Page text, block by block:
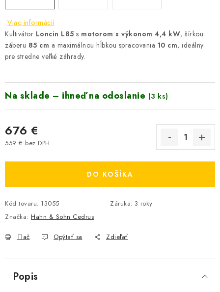
KONTAKTY
Ceny přepravy
Kontakty
Viac informácií
Kultivátor Loncin L85 s motorom s výkonom 4,4 kW, šírkou
záberu 85 cm a maximálnou hĺbkou spracovania 10 cm, ideálny
pre stredne veľké záhrady.
Na sklade – ihneď na odoslanie (3 ks)
676 €
559 € bez DPH
DO KOŠÍKA
Kód tovaru: 13055 Záruka: 3 roky
Značka: Hahn & Sohn Cedrus
Tlač Opýtať sa Zdieľať
Popis